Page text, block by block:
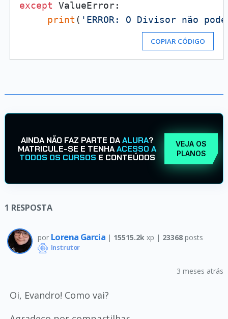
except ValueError:
print ( 'ERROR: O Divisor não
COPIAR CÓDIGO
AINDA NÃO FAZ PARTE DAALURA?
MATRICULE-SE E TENHAACESSO A
TODOS OS CURSOS E CONTEÚDOS
VEJA OS
PLANOS
1 RESPOSTA
por Lorena Garcia | 15515.2k xp | 23368posts
Instrutor
3 meses atrás
Oi, Evandro! Como vai?